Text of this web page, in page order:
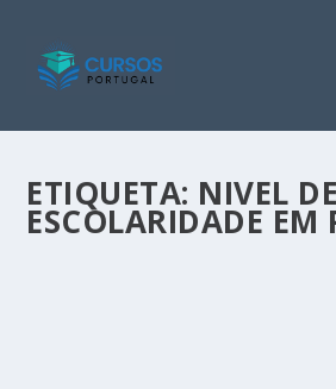
ETIQUETA: NIVEL DE
ESCOLARIDADE EM